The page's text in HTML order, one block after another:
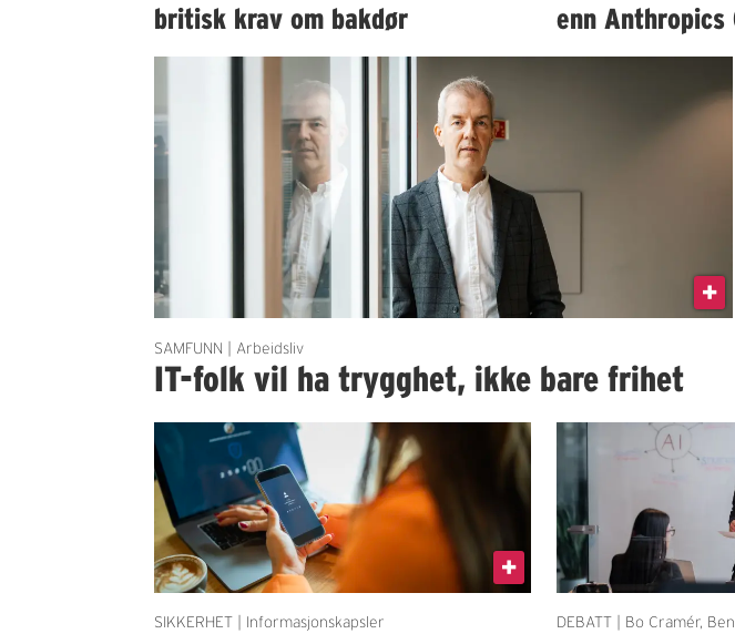
britisk krav om bakdør
enn Anthropics
SAMFUNN | Arbeidsliv
IT-folk vil ha trygghet, ikke bare frihet
SIKKERHET | Informasjonskapsler DEBATT | Bo Cramér,